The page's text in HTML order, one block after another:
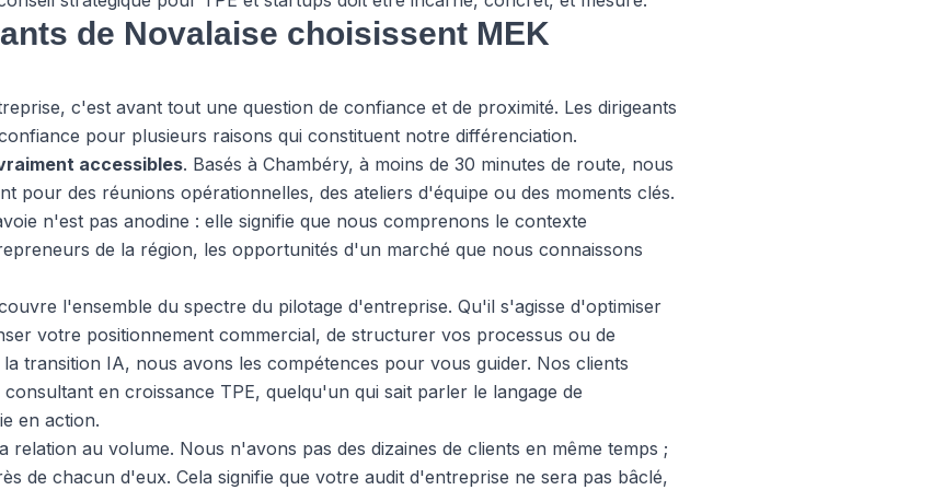
de Novalaise choisissent MEK
c'est avant tout une question de confiance et de proximité. Les dirigeants
pour plusieurs raisons qui constituent notre différenciation.
accessibles. Basés à Chambéry, à moins de 30 minutes de route, nous
pour des réunions opérationnelles, des ateliers d'équipe ou des moments clés.
n'est pas anodine : elle signifie que nous comprenons le contexte
de la région, les opportunités d'un marché que nous connaissons
l'ensemble du spectre du pilotage d'entreprise. Qu'il s'agisse d'optimiser
votre positionnement commercial, de structurer vos processus ou de
transition IA, nous avons les compétences pour vous guider. Nos clients
en croissance TPE, quelqu'un qui sait parler le langage de
en action.
relation au volume. Nous n'avons pas des dizaines de clients en même temps ;
de chacun d'eux. Cela signifie que votre audit d'entreprise ne sera pas bâclé,